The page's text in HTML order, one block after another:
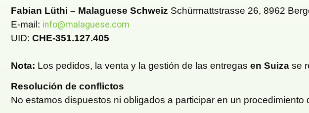
Fabian Lüthi – Malaguese Schweiz Schürmattstrasse 26, 8962
E-mail: info@malaguese.com
UID: CHE-351.127.405
Nota: Los pedidos, la venta y la gestión de las entregas en Suiza se
Resolución de conflictos
No estamos dispuestos ni obligados a participar en un